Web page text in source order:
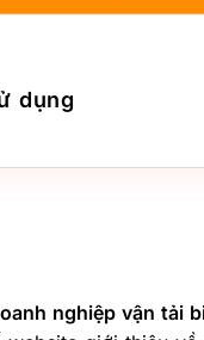
dụng
nghiệp vận tải